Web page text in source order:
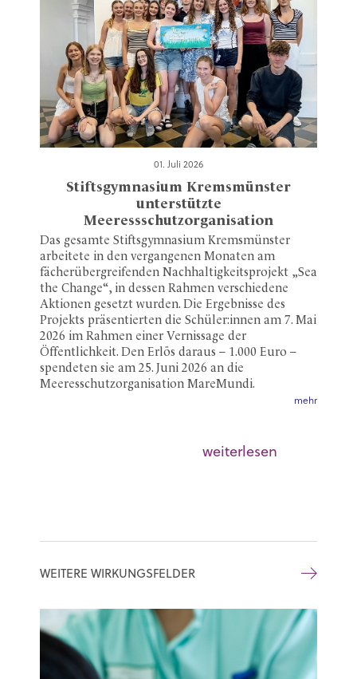
01. Juli 2026
Stiftsgymnasium Kremsmünster
unterstützte
Meeressschutzorganisation
Das gesamte Stiftsgymnasium Kremsmünster
arbeitete in den vergangenen Monaten am
fächerübergreifenden Nachhaltigkeitsprojekt „Sea
the Change“, in dessen Rahmen verschiedene
Aktionen gesetzt wurden. Die Ergebnisse des
Projekts präsentierten die Schüler:innen am 7. Mai
2026 im Rahmen einer Vernissage der
Öffentlichkeit. Den Erlös daraus – 1.000 Euro –
spendeten sie am 25. Juni 2026 an die
Meeresschutzorganisation MareMundi.
mehr
weiterlesen
WEITERE WIRKUNGSFELDER